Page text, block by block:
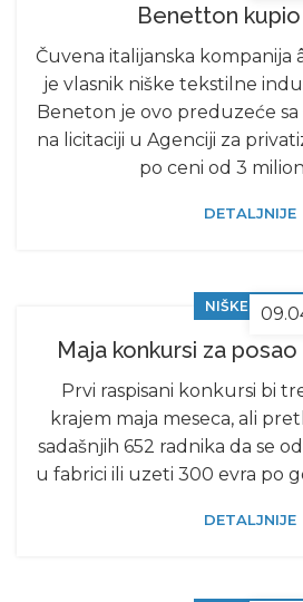
Benetton
Čuvena italijanska kompanija
je vlasnik niške tekstilne
Beneton je ovo preduzeće
na licitaciji u Agenciji za
po ceni od 3
DETALJNIJE
NIŠKE VESTI
Maja konkursi za
Prvi raspisani konkursi bi
krajem maja meseca, ali
sadašnjih 652 radnika da se
u fabrici ili uzeti 300 evra po
DETALJNIJE